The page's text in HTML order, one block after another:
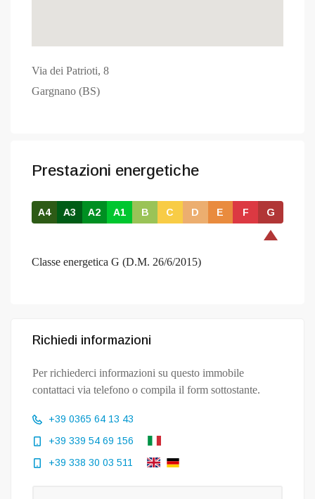
Via dei Patrioti, 8
Gargnano (BS)
Prestazioni energetiche
A4 A3 A2 A1 B C D E F G
Classe energetica G (D.M. 26/6/2015)
Richiedi informazioni
Per richiederci informazioni su questo immobile
contattaci via telefono o compila il form sottostante.
+39 0365 64 13 43
+39 339 54 69 156
+39 338 30 03 511